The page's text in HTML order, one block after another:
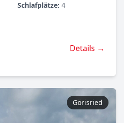
Schlafplätze: 4
Details →
Görisried